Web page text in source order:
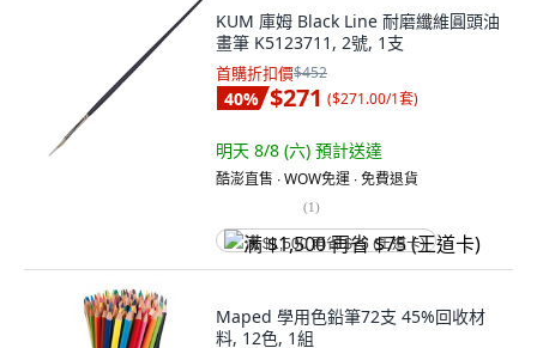
KUM 庫姆 Black Line 耐磨纖維圓頭油
畫筆 K5123711, 2號, 1支
首購折扣價$452
40% $271 ($271.00/1套)
明天 8/8 (六) 預計送達
酷澎直售 ∙ WOW免運 ∙ 免費退貨
(1)
满 $1,500 再省 $75 (王道卡)
Maped 學用色鉛筆72支 45%回收材
料, 12色, 1組